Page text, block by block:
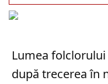
Lumea
după trecerea în